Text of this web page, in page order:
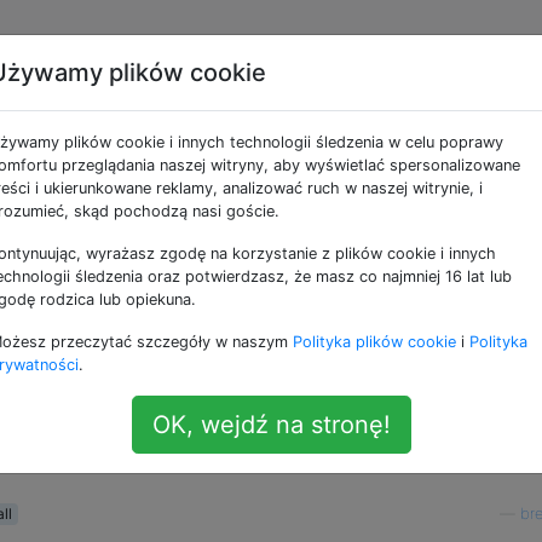
„Ponowna instalacja
i postanowiłem ponownie zainstalować macOS
+ R i kliknąłem „Ponownie zainstaluj macOS” bez
Utility. Po zakończeniu ponownej instalacji rozpocząłem
moje pliki i programy nadal tam były, wraz z moimi
innym. (Problemy z iTunes zostały naprawione.)
instalacja”, jeśli nie usuwa programów i nie zmienia
plików cookie
plików cookie i innych technologii śledzenia w celu poprawy
przeglądania naszej witryny, aby wyświetlać spersonalizowane
i ukierunkowane reklamy, analizować ruch w naszej witrynie, i
skąd pochodzą nasi goście.
wyrażasz zgodę na korzystanie z plików cookie i innych
śledzenia oraz potwierdzasz, że masz co najmniej 16 lat lub
rodzica lub opiekuna.
przeczytać szczegóły w naszym Polityka plików cookie i Polityka
.
OK, wejdź na stronę!